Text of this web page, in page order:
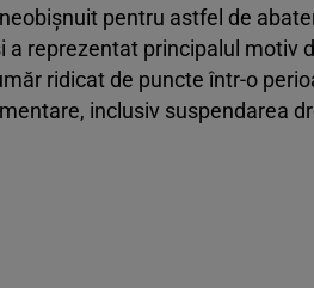
pentru astfel de
a reprezentat principalul motiv
ridicat de puncte într-o
inclusiv suspendarea